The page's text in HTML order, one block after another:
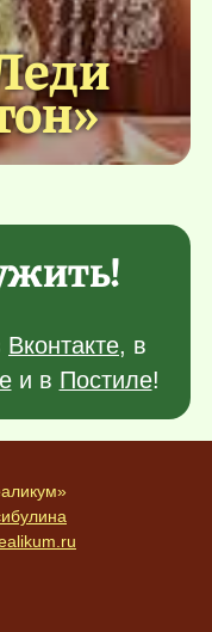
Вконтакте, в
и в Постиле!